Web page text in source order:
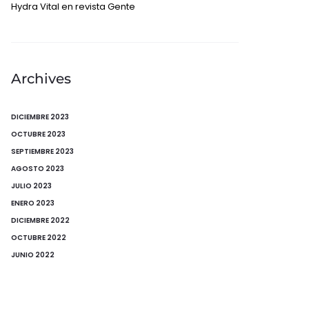
Hydra Vital en revista Gente
Archives
DICIEMBRE 2023
OCTUBRE 2023
SEPTIEMBRE 2023
AGOSTO 2023
JULIO 2023
ENERO 2023
DICIEMBRE 2022
OCTUBRE 2022
JUNIO 2022